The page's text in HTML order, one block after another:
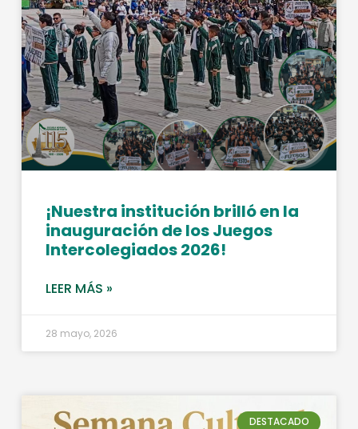
¡Nuestra institución brilló en la
inauguración de los Juegos
Intercolegiados 2026!
LEER MÁS »
28 mayo, 2026
DESTACADO